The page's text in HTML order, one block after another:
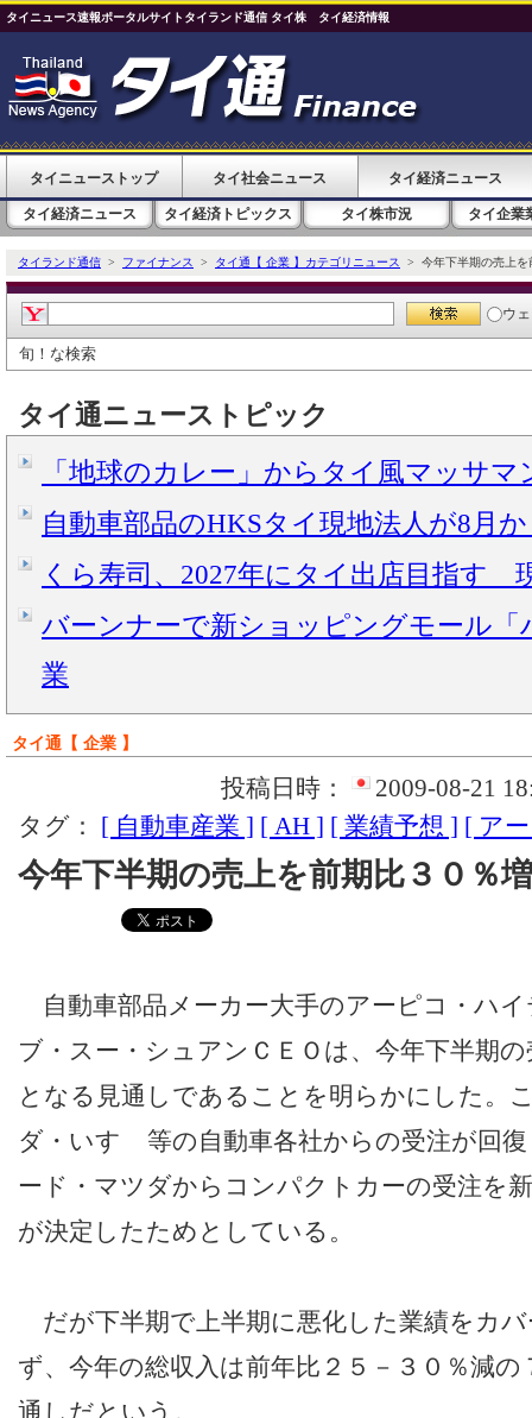
タイニュース速報ポータルサイトタイランド通信 タイ株 タイ経済情報
タイニューストップ タイ社会ニュース タイ経済ニュース
タイ経済ニュース タイ経済トピックス タイ株市況 タイ企業
タイランド通信 > ファイナンス > タイ通【 企業 】カテゴリニュース > 今年下半期の売上を
ウ
旬！な検索
タイ通ニューストピック
「地球のカレー」からタイ風マッサマ
自動車部品のHKSタイ現地法人が8月
くら寿司、2027年にタイ出店目指す
バーンナーで新ショッピングモール「
業
タイ通【 企業 】
投稿日時：
2009-08-21
タグ： [ 自動車産業 ] [ AH ] [ 業績予想 ] [ ア
今年下半期の売上を前期比３０％
自動車部品メーカー大手のアーピコ・ハ
ブ・スー・シュアンＣＥＯは、今年下半期
となる見通しであることを明らかにした。
ダ・いすゞ等の自動車各社からの受注が回
ード・マツダからコンパクトカーの受注を
が決定したためとしている。
だが下半期で上半期に悪化した業績をカ
ず、今年の総収入は前年比２５－３０％減
通しだという。